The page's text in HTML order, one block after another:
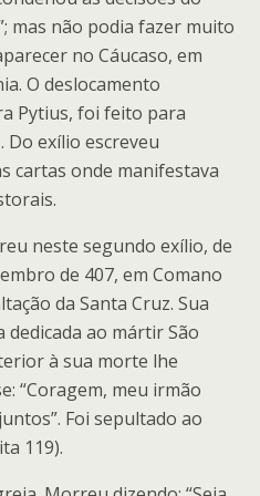
mas não podia fazer muito
no Cáucaso, em
O deslocamento
Pytius, foi feito para
Do exílio escreveu
cartas onde manifestava
neste segundo exílio, de
de 407, em Comano
da Santa Cruz. Sua
dedicada ao mártir São
à sua morte lhe
“Coragem, meu irmão
Foi sepultado ao
119).